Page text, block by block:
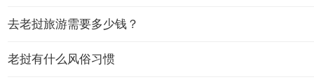
去老挝旅游需要多少钱？
老挝有什么风俗习惯